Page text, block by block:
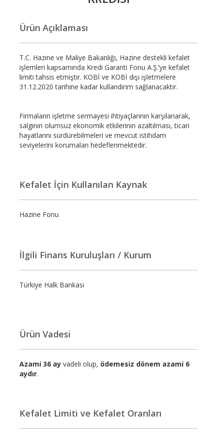
Ürün Açıklaması
T.C. Hazine ve Maliye Bakanlığı, Hazine destekli kefalet
işlemleri kapsamında Kredi Garanti Fonu A.Ş.’ye kefalet
limiti tahsis etmiştir. KOBİ ve KOBİ dışı işletmelere
31.12.2020 tarihine kadar kullandırım sağlanacaktır.
Firmaların işletme sermayesi ihtiyaçlarının karşılanarak,
salgının olumsuz ekonomik etkilerinin azaltılması, ticari
hayatlarını sürdürebilmeleri ve mevcut istihdam
seviyelerini korumaları hedeflenmektedir.
Kefalet İçin Kullanılan Kaynak
Hazine Fonu
İlgili Finans Kuruluşları / Kurum
Türkiye Halk Bankası
Ürün Vadesi
Azami 36 ay vadeli olup, ödemesiz dönem azami 6
aydır.
Kefalet Limiti ve Kefalet Oranları